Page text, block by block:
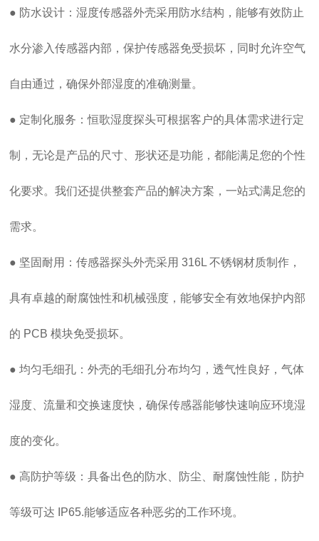
● 防水设计：湿度传感器外壳采用防水结构，能够有效防止
水分渗入传感器内部，保护传感器免受损坏，同时允许空气
自由通过，确保外部湿度的准确测量。
● 定制化服务：恒歌湿度探头可根据客户的具体需求进行定
制，无论是产品的尺寸、形状还是功能，都能满足您的个性
化要求。我们还提供整套产品的解决方案，一站式满足您的
需求。
● 坚固耐用：传感器探头外壳采用 316L 不锈钢材质制作，
具有卓越的耐腐蚀性和机械强度，能够安全有效地保护内部
的 PCB 模块免受损坏。
● 均匀毛细孔：外壳的毛细孔分布均匀，透气性良好，气体
湿度、流量和交换速度快，确保传感器能够快速响应环境湿
度的变化。
● 高防护等级：具备出色的防水、防尘、耐腐蚀性能，防护
等级可达 IP65.能够适应各种恶劣的工作环境。